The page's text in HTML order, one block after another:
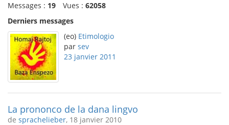
Messages : 19 Vues : 62058
Derniers messages
(eo) Etimologio
par sev
23 janvier 2011
La prononco de la dana lingvo
de sprachelieber, 18 janvier 2010